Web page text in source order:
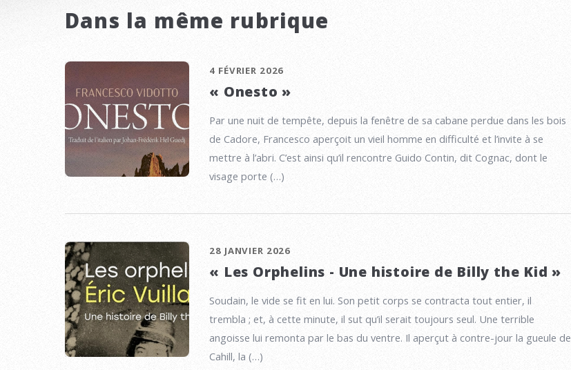
Dans la même rubrique
4 FÉVRIER 2026
« Onesto »
Par une nuit de tempête, depuis la fenêtre de sa cabane perdue dans les bois
de Cadore, Francesco aperçoit un vieil homme en difficulté et l’invite à se
mettre à l’abri. C’est ainsi qu’il rencontre Guido Contin, dit Cognac, dont le
visage porte (…)
28 JANVIER 2026
« Les Orphelins - Une histoire de Billy the Kid »
Soudain, le vide se fit en lui. Son petit corps se contracta tout entier, il
trembla ; et, à cette minute, il sut qu’il serait toujours seul. Une terrible
angoisse lui remonta par le bas du ventre. Il aperçut à contre-jour la gueule de
Cahill, la (…)